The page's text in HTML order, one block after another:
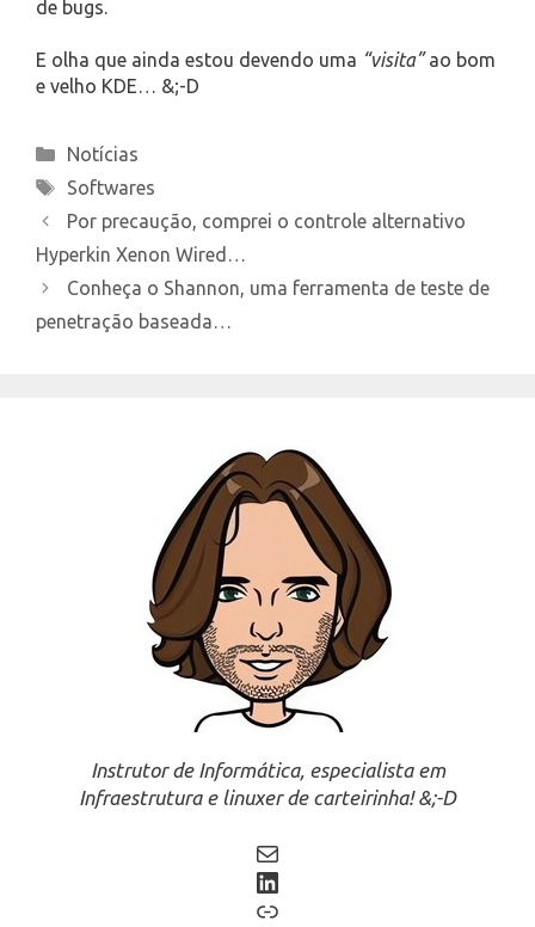
de bugs.
E olha que ainda estou devendo uma “visita”ao bom
e velho KDE… &;-D
Categories
Notícias
Tags
Softwares
Por precaução, comprei o controle alternativo
Hyperkin Xenon Wired…
Conheça o Shannon, uma ferramenta de teste de
penetração baseada…
Instrutor de Informática, especialista em
Infraestrutura e linuxer de carteirinha! &;-D
Mail
LinkedIn
Link